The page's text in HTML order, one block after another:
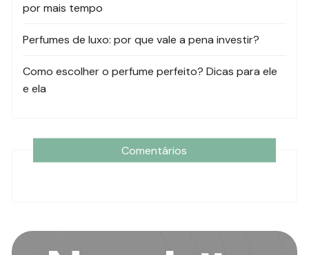
por mais tempo
Perfumes de luxo: por que vale a pena investir?
Como escolher o perfume perfeito? Dicas para ele
e ela
Comentários